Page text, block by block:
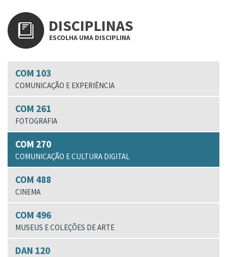
DISCIPLINAS
ESCOLHA UMA DISCIPLINA
COM 103
COMUNICAÇÃO E EXPERIÊNCIA
COM 261
FOTOGRAFIA
COM 270
COMUNICAÇÃO E CULTURA DIGITAL
COM 488
CINEMA
COM 496
MUSEUS E COLEÇÕES DE ARTE
DAN 120